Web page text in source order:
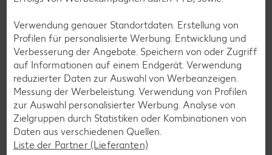
siehst du hier auf einen Blick. Verpasse jetzt auch keine
Angebote und Aktionen mehr und lasse dich per
Newsletter oder unsere Messenger-Services immer
topaktuell über Neuigkeiten informieren.
Verwendung genauer Standortdaten. Erstellung von
Profilen für personalisierte Werbung. Entwicklung und
Verbesserung der Angebote. Speichern von oder Zugriff
auf Informationen auf einem Endgerät. Verwendung
reduzierter Daten zur Auswahl von Werbeanzeigen.
Messung der Werbeleistung. Verwendung von Profilen
zur Auswahl personalisierter Werbung. Analyse von
Zielgruppen durch Statistiken oder Kombinationen von
Daten aus verschiedenen Quellen.
Liste der Partner (Lieferanten)